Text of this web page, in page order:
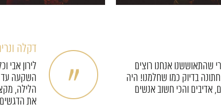
אפרת
צוות אול
להודות
פשוט
שכיף
דואג לכל הפרטים הכי
בחיים) במסירות וסבלנות